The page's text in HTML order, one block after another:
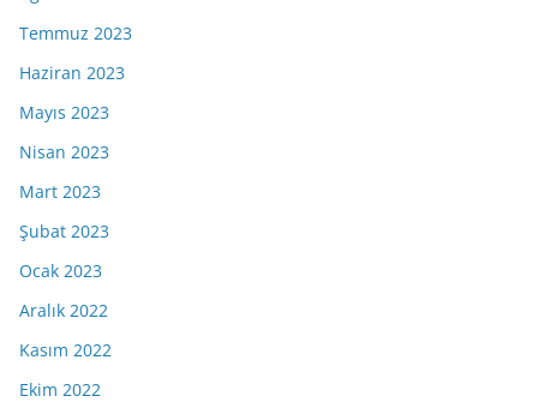
Temmuz 2023
Haziran 2023
Mayıs 2023
Nisan 2023
Mart 2023
Şubat 2023
Ocak 2023
Aralık 2022
Kasım 2022
Ekim 2022